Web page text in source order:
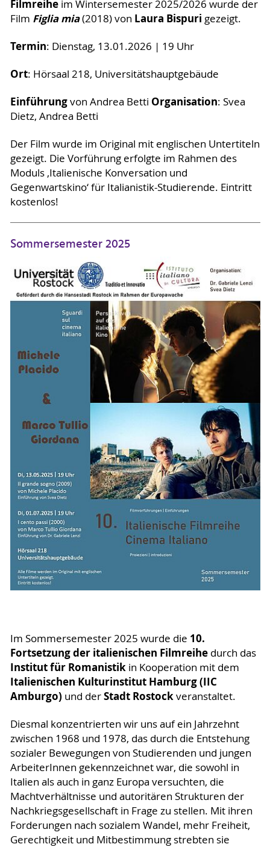
Filmreihe im Wintersemester 2025/2026 wurde der
Film Figlia mia(2018) von Laura Bispuri gezeigt.
Termin: Dienstag, 13.01.2026 | 19 Uhr
Ort: Hörsaal 218, Universitätshauptgebäude
Einführungvon Andrea Betti Organisation: Svea
Dietz, Andrea Betti
Der Film wurde im Original mit englischen Untertiteln
gezeigt. Die Vorführung erfolgte im Rahmen des
Moduls ‚Italienische Konversation und
Gegenwartskino‘ für Italianistik-Studierende. Eintritt
kostenlos!
Sommersemester 2025
Im Sommersemester 2025 wurde die 10.
Fortsetzung der italienischen Filmreihedurch das
Institut für Romanistik in Kooperation mit dem
Italienischen Kulturinstitut Hamburg (IIC
Amburgo) und derStadt Rostockveranstaltet.
Diesmal konzentrierten wir uns auf ein Jahrzehnt
zwischen 1968 und 1978, das durch die Entstehung
sozialer Bewegungen von Studierenden und jungen
ArbeiterInnen gekennzeichnet war, die sowohl in
Italien als auch in ganz Europa versuchten, die
Machtverhältnisse und autoritären Strukturen der
Nachkriegsgesellschaft in Frage zu stellen. Mit ihren
Forderungen nach sozialem Wandel, mehr Freiheit,
Gerechtigkeit und Mitbestimmung strebten sie